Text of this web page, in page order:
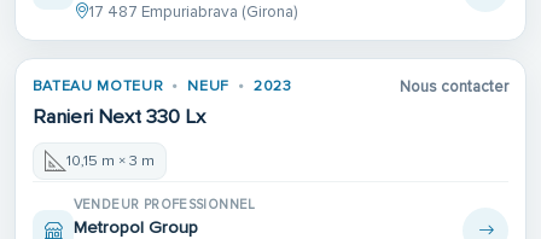
17 487 Empuriabrava (Girona)
BATEAU MOTEUR NEUF 2023
Ranieri Next 330 Lx
Nous contacter
10,15 m × 3 m
VENDEUR PROFESSIONNEL
Metropol Group